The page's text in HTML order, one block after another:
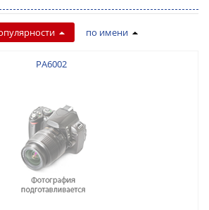
по имени
PA6002